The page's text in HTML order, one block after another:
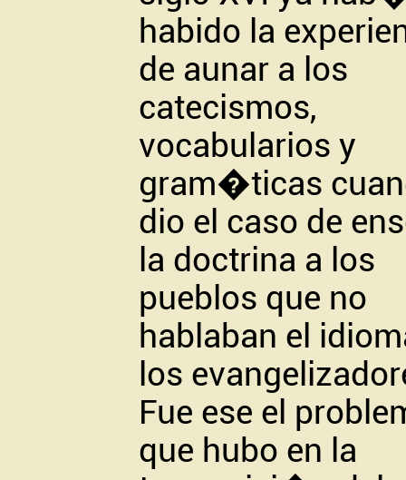
habido la
de aunar a los
catecismos,
vocabularios y
gram�ticas
dio el caso de
la doctrina a los
pueblos que no
hablaban el
los
Fue ese el
que hubo en la